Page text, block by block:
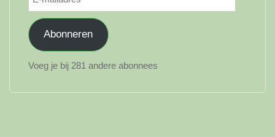
mailadres
Abonneren
Voeg je bij 281 andere abonnees